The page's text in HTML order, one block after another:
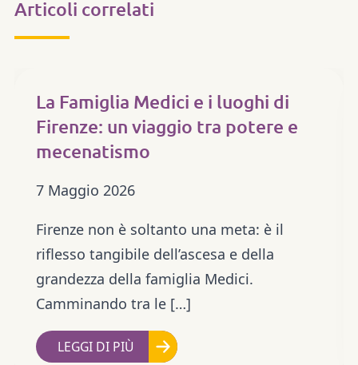
Articoli correlati
ARTE & CULTURA
La Famiglia Medici e i luoghi di
Firenze: un viaggio tra potere e
mecenatismo
7 Maggio 2026
Firenze non è soltanto una meta: è il
riflesso tangibile dell’ascesa e della
grandezza della famiglia Medici.
Camminando tra le […]
LEGGI DI PIÙ